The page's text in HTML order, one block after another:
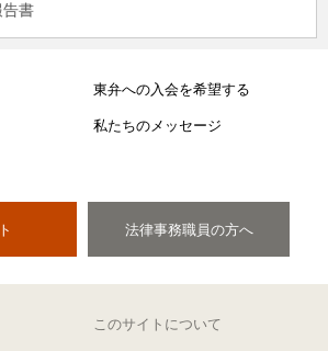
告書
東弁への入会を希望する
私たちのメッセージ
法律事務職員の方へ
このサイトについて